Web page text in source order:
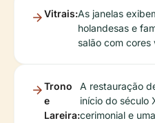
Vitrais:As janelas
holandesas e
salão com cores
Trono
e
Lareira:
A restauração
início do século
cerimonial e